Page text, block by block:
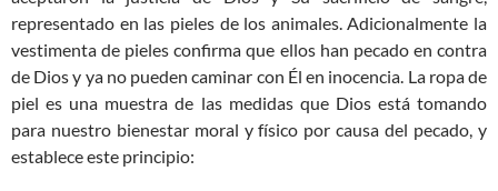
representado en las pieles de los animales. Adicionalmente la
vestimenta de pieles confirma que ellos han pecado en contra
de Dios y ya no pueden caminar con Él en inocencia. La ropa de
piel es una muestra de las medidas que Dios está tomando
para nuestro bienestar moral y físico por causa del pecado, y
establece este principio: